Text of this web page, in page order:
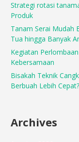
Strategi rotasi
Produk
Tanam Serai Mudah
Tua hingga Banyak
Kegiatan
Kebersamaan
Bisakah Teknik
Berbuah Lebih Cepat?
Archives